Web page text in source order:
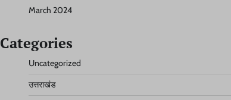
March 2024
Categories
Uncategorized
उत्तराखंड